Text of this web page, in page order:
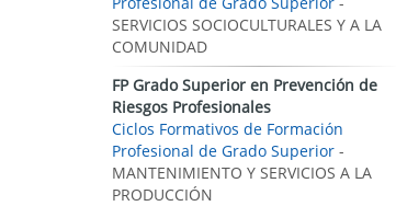
SERVICIOS SOCIOCULTURALES Y A LA
COMUNIDAD
FP Grado Superior en Prevención de
Riesgos Profesionales
Ciclos Formativos de Formación
Profesional de Grado Superior -
MANTENIMIENTO Y SERVICIOS A LA
PRODUCCIÓN